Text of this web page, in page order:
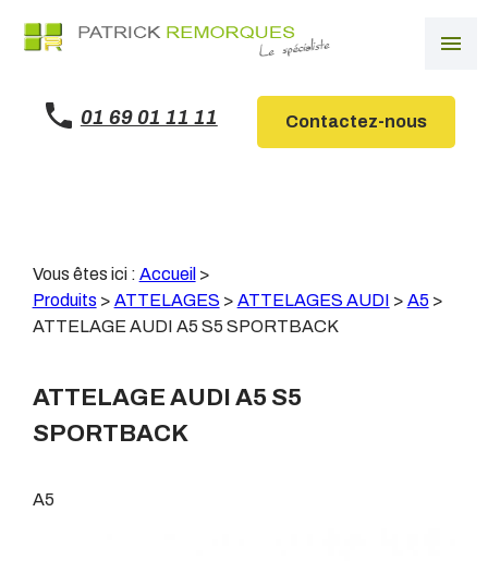
menu
01 69 01 11 11 Contactez-nous
Vous êtes ici : Accueil >
Produits > ATTELAGES > ATTELAGES AUDI > A5 >
ATTELAGE AUDI A5 S5 SPORTBACK
ATTELAGE AUDI A5 S5
SPORTBACK
A5